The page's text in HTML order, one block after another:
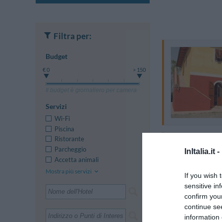
InItalia.it -
If you wish
sensitive
confirm
continue
information
Filtra per:
Budget
€ 0 > 150
Il budget è giornaliero per camera
Servizi
Wi-Fi
Piscina
Ristorante
Parcheggio
Accetta animali
Mostra più servizi